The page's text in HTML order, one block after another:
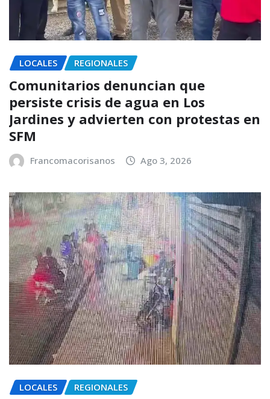
LOCALES REGIONALES
Comunitarios denuncian que
persiste crisis de agua en Los
Jardines y advierten con protestas en
SFM
Francomacorisanos Ago 3, 2026
LOCALES REGIONALES